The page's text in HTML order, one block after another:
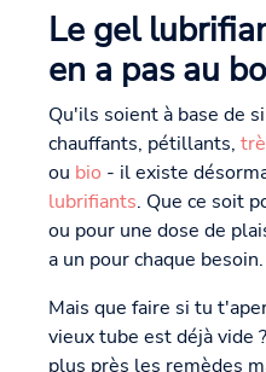
Le gel
en a pas au
Qu'ils soient à base de
chauffants, pétillants,
ou bio - il existe
lubrifiants. Que ce soit
ou pour une dose de
a un pour chaque besoin.
Mais que faire si tu
vieux tube est déjà vide
plus près les remèdes